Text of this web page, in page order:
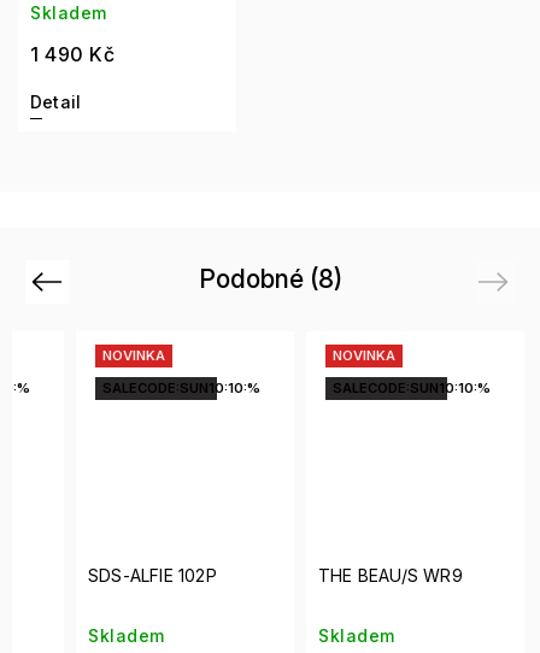
Skladem
1 490 Kč
Detail
Podobné (8)
Previous
NOVINKA
SALECODE:SUN10:10:%
SDS-ALFIE 102P
Skladem
NOVINKA
SALECODE:SUN10:10:%
THE BEAU/S WR9
Skladem
Next